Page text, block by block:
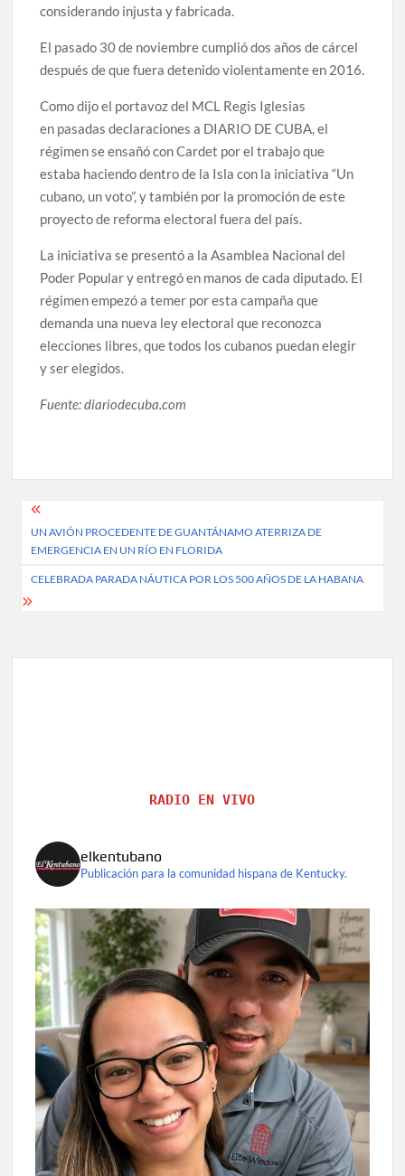
considerando injusta y fabricada.
El pasado 30 de noviembre cumplió dos años de cárcel
después de que fuera detenido violentamente en 2016.
Como dijo el portavoz del MCL Regis Iglesias
en pasadas declaraciones a DIARIO DE CUBA, el
régimen se ensañó con Cardet por el trabajo que
estaba haciendo dentro de la Isla con la iniciativa “Un
cubano, un voto”, y también por la promoción de este
proyecto de reforma electoral fuera del país.
La iniciativa se presentó a la Asamblea Nacional del
Poder Popular y entregó en manos de cada diputado. El
régimen empezó a temer por esta campaña que
demanda una nueva ley electoral que reconozca
elecciones libres, que todos los cubanos puedan elegir
y ser elegidos.
Fuente: diariodecuba.com
Post
navigation
UN AVIÓN PROCEDENTE DE GUANTÁNAMO ATERRIZA DE
EMERGENCIA EN UN RÍO EN FLORIDA
CELEBRADA PARADA NÁUTICA POR LOS 500 AÑOS DE LA HABANA
RADIO EN VIVO
elkentubano
Publicación para la comunidad hispana de Kentucky.